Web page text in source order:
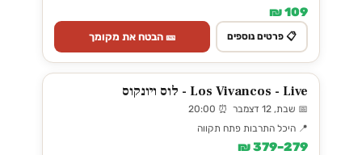
109 ₪
📋 פרטים נוספים 🎫 הבטח את מקומך
Los Vivancos - Live - לוס ויונקוס
📅 שבת, 12 דצמבר ⏰ 20:00
📍 היכל התרבות פתח תקווה
279–379 ₪